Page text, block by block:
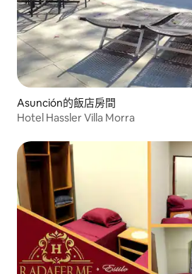
Asunción的飯店房間
Hotel Hassler Villa Morra